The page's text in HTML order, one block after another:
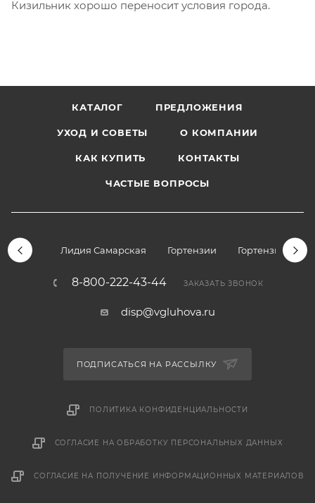
Кизильник хорошо переносит условия города.
КАТАЛОГ ПРЕДЛОЖЕНИЯ
УХОД И СОВЕТЫ О КОМПАНИИ
КАК КУПИТЬ КОНТАКТЫ
ЧАСТЫЕ ВОПРОСЫ
Лидия Самарская Гортензии Гортензии
8-800-222-43-44 ЗАКАЗАТЬ ЗВОНОК
disp@vgluhova.ru
ПОДПИСАТЬСЯ НА РАССЫЛКУ
ПОЛИТИКА КОНФИДЕНЦИАЛЬНОСТИ
СОГЛАСИЕ НА ОБРАБОТКУ ПЕРСОНАЛЬНЫХ ДАННЫХ
СОГЛАСИЕ НА ПОЛУЧЕНИЕ ИНФОРМАЦИОННЫХ МАТЕРИАЛОВ